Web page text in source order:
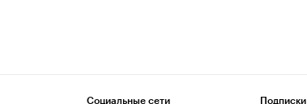
Социальные сети Подписки